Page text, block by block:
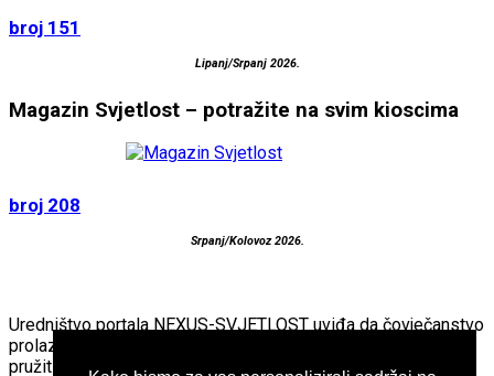
broj 151
Lipanj/Srpanj 2026.
Magazin Svjetlost – potražite na svim kioscima
broj 208
Srpanj/Kolovoz 2026.
Uredništvo portala NEXUS-SVJETLOST uviđa da čovječanstvo
prolazi kroz veliku preobrazbu. Imajući to na umu, nastojimo
pružiti “teško dostupne“ informacije kako bi time ljudima